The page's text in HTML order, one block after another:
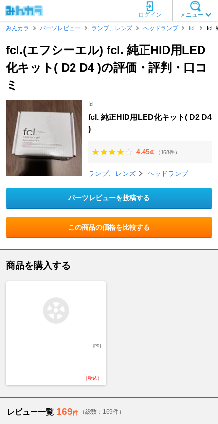
メニュー
ログイン
みんカラ
パーツレビュー ランプ、レンズ ヘッドランプ fcl. fcl.
fcl.(エフシーエル) fcl. 純正HID用LED
化キット( D2 D4 )の評価・評判・口コ
ミ
fcl.
fcl. 純正HID用LED化キット( D2 D4
)
4.45点 （168件）
ランプ、レンズ ヘッドランプ
パーツレビューを投稿する
この商品の価格を比較する
商品を購入する
[PR]
（税込）
レビュー一覧 169件 （総数：169件）